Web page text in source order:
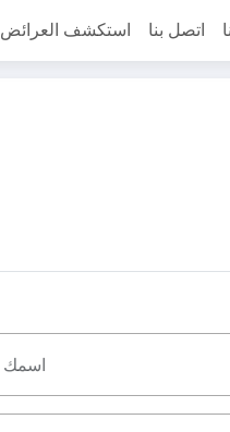
استكشف العرائض اتصل بنا
اسمك